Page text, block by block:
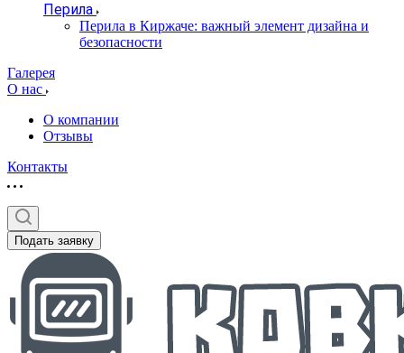
Перила
Перила в Киржаче: важный элемент дизайна и
безопасности
Галерея
О нас
О компании
Отзывы
Контакты
Подать заявку